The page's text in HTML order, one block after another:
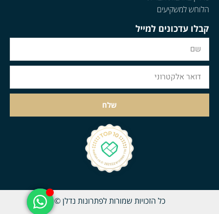
הלוחש למשקיעים
קבלו עדכונים למייל
שלח
כל הזכויות שמורות לפתרונות נדלן ©